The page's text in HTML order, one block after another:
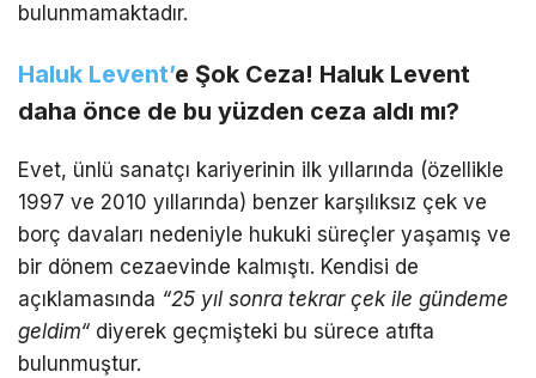
bulunmamaktadır.
Haluk Levent’e Şok Ceza! Haluk Levent
daha önce de bu yüzden ceza aldı mı?
Evet, ünlü sanatçı kariyerinin ilk yıllarında (özellikle
1997 ve 2010 yıllarında) benzer karşılıksız çek ve
borç davaları nedeniyle hukuki süreçler yaşamış ve
bir dönem cezaevinde kalmıştı. Kendisi de
açıklamasında “25 yıl sonra tekrar çek ile gündeme
geldim“ diyerek geçmişteki bu sürece atıfta
bulunmuştur.